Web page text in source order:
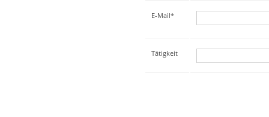
E-Mail*
Tätigkeit